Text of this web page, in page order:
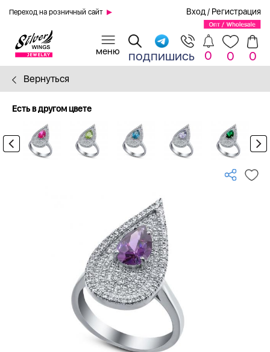
Переход на розничный сайт Вход / Регистрация
подпишись 0 0 0
Вернуться
Есть в другом цвете